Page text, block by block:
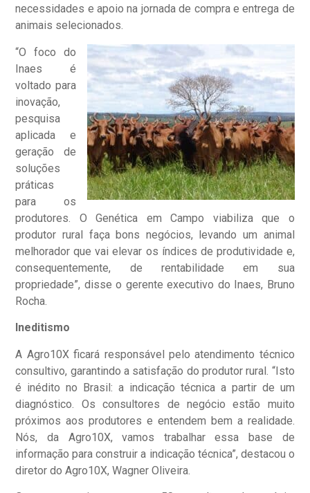
necessidades e apoio na jornada de compra e entrega de
animais selecionados.
“O foco do
Inaes é
voltado para
inovação,
pesquisa
aplicada e
geração de
soluções
práticas
para os
produtores. O Genética em Campo viabiliza que o
produtor rural faça bons negócios, levando um animal
melhorador que vai elevar os índices de produtividade e,
consequentemente, de rentabilidade em sua
propriedade”, disse o gerente executivo do Inaes, Bruno
Rocha.
Ineditismo
A Agro10X ficará responsável pelo atendimento técnico
consultivo, garantindo a satisfação do produtor rural. “Isto
é inédito no Brasil: a indicação técnica a partir de um
diagnóstico. Os consultores de negócio estão muito
próximos aos produtores e entendem bem a realidade.
Nós, da Agro10X, vamos trabalhar essa base de
informação para construir a indicação técnica”, destacou o
diretor do Agro10X, Wagner Oliveira.